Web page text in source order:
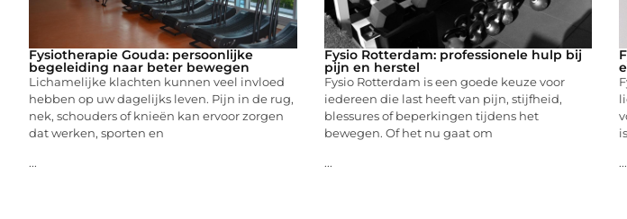
Fysiotherapie Gouda: persoonlijke
begeleiding naar beter bewegen
Lichamelijke klachten kunnen veel invloed
hebben op uw dagelijks leven. Pijn in de rug,
nek, schouders of knieën kan ervoor zorgen
dat werken, sporten en
...
Fysio Rotterdam: professionele hulp bij
pijn en herstel
Fysio Rotterdam is een goede keuze voor
iedereen die last heeft van pijn, stijfheid,
blessures of beperkingen tijdens het
bewegen. Of het nu gaat om
... ...